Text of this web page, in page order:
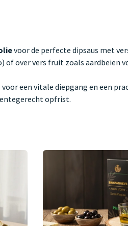
voor de perfecte dipsaus met
over vers fruit zoals aardbeien
een vitale diepgang en een
opfrist.